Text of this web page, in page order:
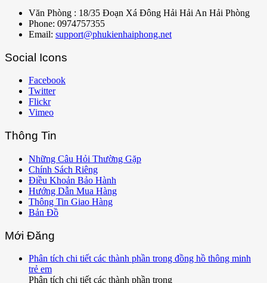
Văn Phòng : 18/35 Đoạn Xá Đông Hải Hải An Hải Phòng
Phone: 0974757355
Email: support@phukienhaiphong.net
Social Icons
Facebook
Twitter
Flickr
Vimeo
Thông Tin
Những Câu Hỏi Thường Gặp
Chính Sách Riêng
Điều Khoản Bảo Hành
Hướng Dẫn Mua Hàng
Thông Tin Giao Hàng
Bản Đồ
Mới Đăng
Phân tích chi tiết các thành phần trong đồng hồ thông minh
trẻ em
Phân tích chi tiết các thành phần trong